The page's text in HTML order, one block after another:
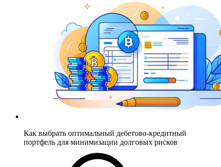
Как выбрать оптимальный дебетово-кредитный
портфель для минимизации долговых рисков